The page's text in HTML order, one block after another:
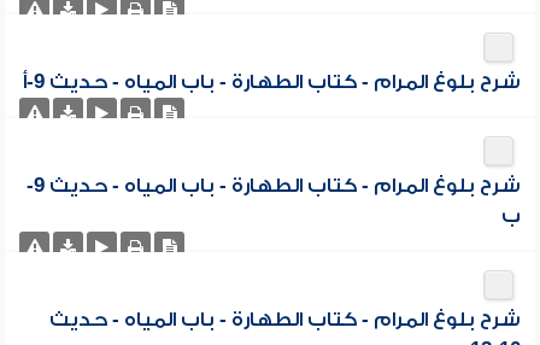
شرح بلوغ المرام - كتاب الطهارة - باب المياه - حديث 9-أ
شرح بلوغ المرام - كتاب الطهارة - باب المياه - حديث 9-
ب
شرح بلوغ المرام - كتاب الطهارة - باب المياه - حديث